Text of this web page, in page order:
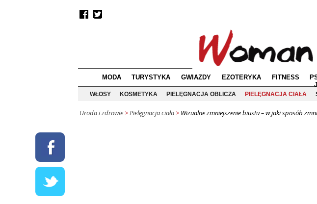
MODA TURYSTYKA GWIAZDY EZOTERYKA FITNESS
WŁOSY
KOSMETYKA PIELĘGNACJA OBLICZA PIELĘGNACJA CIAŁA
Uroda i zdrowie >Pielęgnacja ciała > Wizualne zmniejszenie biustu – w jaki sposób